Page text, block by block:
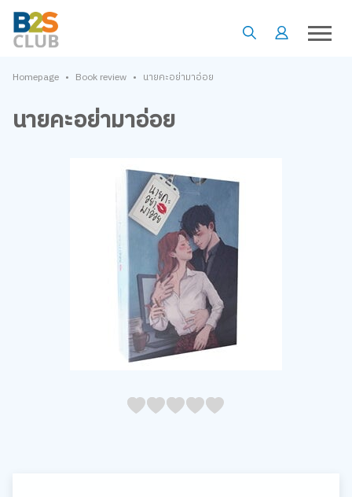
Homepage • Book review • นายคะอย่ามาอ่อย
นายคะอย่ามาอ่อย
45
4
35
3
25
2
15
1
05